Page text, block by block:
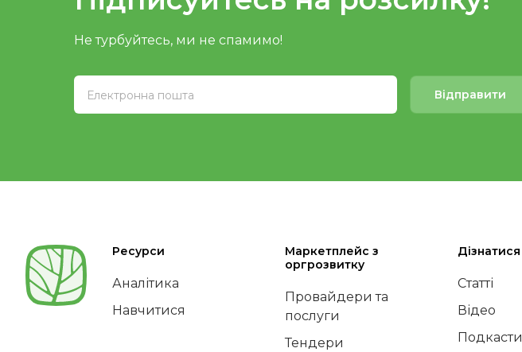
Не турбуйтесь, ми не спамимо!
Відправити
Ресурси
Аналітика
Навчитися
Маркетплейс з
оргрозвитку
Провайдери та
послуги
Тендери
Дізнатися
Статті
Відео
Подкасти